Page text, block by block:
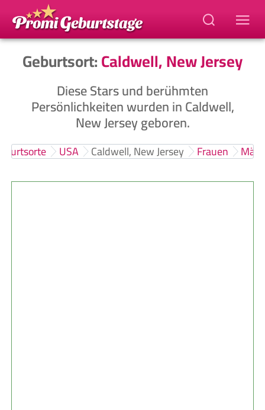
Geburtsort:Caldwell, New Jersey
Diese Stars und berühmten
Persönlichkeiten wurden in Caldwell,
New Jersey geboren.
USA Caldwell, New Jersey Frauen